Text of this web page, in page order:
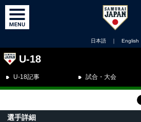
日本語 ｜ English
U-18
U-18記事 試合・大会
選手詳細